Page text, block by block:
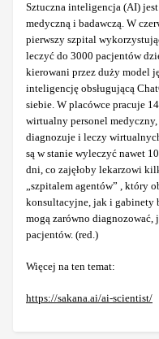
Sztuczna inteligencja (AI)
medyczną i badawczą. W
pierwszy szpital
leczyć do 3000 pacjentów
kierowani przez duży model
inteligencję obsługującą
siebie. W placówce pracuje
wirtualny personel
diagnozuje i leczy
są w stanie wyleczyć nawet
dni, co zajęłoby lekarzowi
„szpitalem agentów” , który
konsultacyjne, jak i gabinety
mogą zarówno diagnozować,
pacjentów. (red.)
Więcej na ten temat:
https://sakana.ai/ai-scientist/